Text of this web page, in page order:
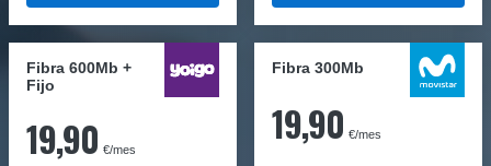
Fibra 600Mb +
Fijo
19,90 €/mes
Fibra 300Mb
19,90 €/mes